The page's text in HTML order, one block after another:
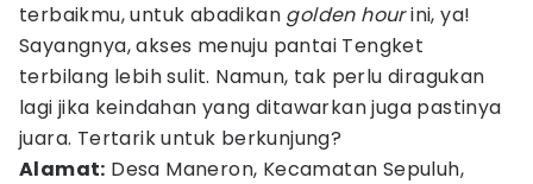
terbaikmu, untuk abadikan golden hourini, ya!
Sayangnya, akses menuju pantai Tengket
terbilang lebih sulit. Namun, tak perlu diragukan
lagi jika keindahan yang ditawarkan juga pastinya
juara. Tertarik untuk berkunjung?
Alamat: Desa Maneron, Kecamatan Sepuluh,